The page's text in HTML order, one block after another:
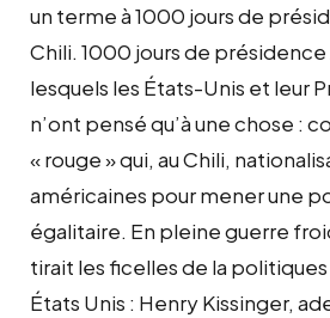
un terme à 1000 jours de
Chili. 1000 jours de
lesquels les États-Unis et leur
n’ont pensé qu’à une chose :
« rouge » qui, au Chili,
américaines pour mener une
égalitaire. En pleine guerre
tirait les ficelles de la
États Unis : Henry Kissinger,